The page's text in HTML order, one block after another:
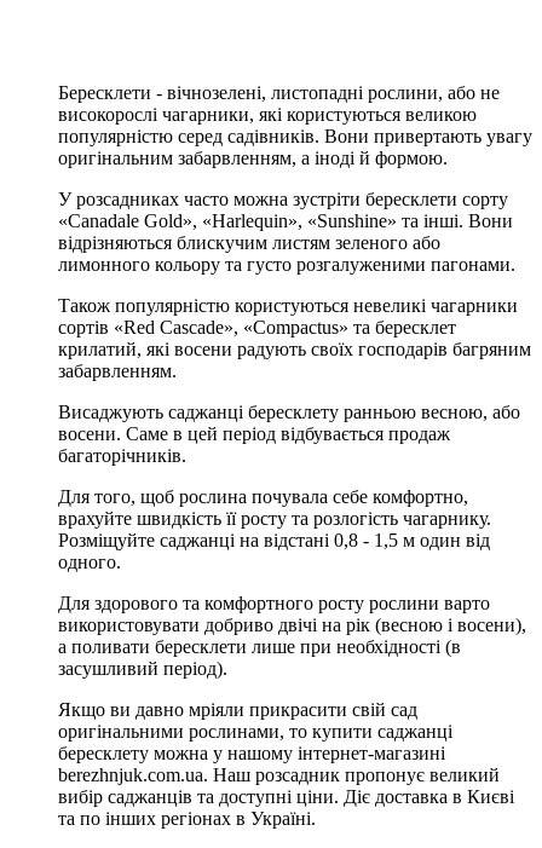
Бересклети - вічнозелені, листопадні рослини, або не
високорослі чагарники, які користуються великою
популярністю серед садівників. Вони привертають увагу
оригінальним забарвленням, а іноді й формою.
У розсадниках часто можна зустріти бересклети сорту
«Canadale Gold», «Harlequin», «Sunshine» та інші. Вони
відрізняються блискучим листям зеленого або
лимонного кольору та густо розгалуженими пагонами.
Також популярністю користуються невеликі чагарники
сортів «Red Cascade», «Compactus» та бересклет
крилатий, які восени радують своїх господарів багряним
забарвленням.
Висаджують саджанці бересклету ранньою весною, або
восени. Саме в цей період відбувається продаж
багаторічників.
Для того, щоб рослина почувала себе комфортно,
врахуйте швидкість її росту та розлогість чагарнику.
Розміщуйте саджанці на відстані 0,8 - 1,5 м один від
одного.
Для здорового та комфортного росту рослини варто
використовувати добриво двічі на рік (весною і восени),
а поливати бересклети лише при необхідності (в
засушливий період).
Якщо ви давно мріяли прикрасити свій сад
оригінальними рослинами, то купити саджанці
бересклету можна у нашому інтернет-магазині
berezhnjuk.com.ua. Наш розсадник пропонує великий
вибір саджанців та доступні ціни. Діє доставка в Києві
та по інших регіонах в Україні.